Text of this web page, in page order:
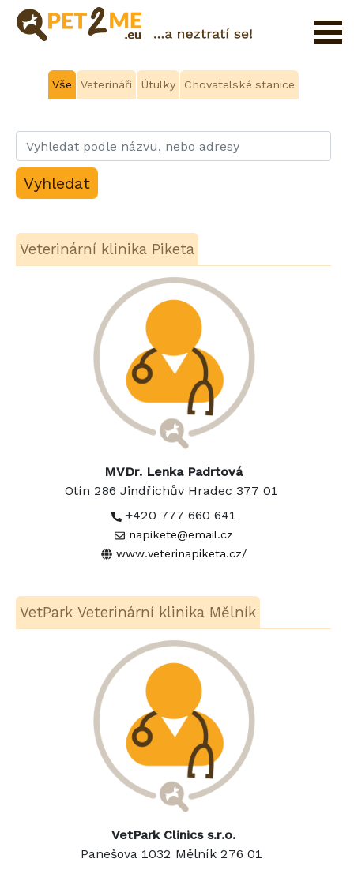
Registrace
Přihlášení
Katalog
Vše Veterináři Útulky Chovatelské stanice
Veterinární klinika Piketa
MVDr. Lenka Padrtová
Otín 286 Jindřichův Hradec 377 01
+420 777 660 641
napikete@email.cz
www.veterinapiketa.cz/
VetPark Veterinární klinika Mělník
VetPark Clinics s.r.o.
Panešova 1032 Mělník 276 01